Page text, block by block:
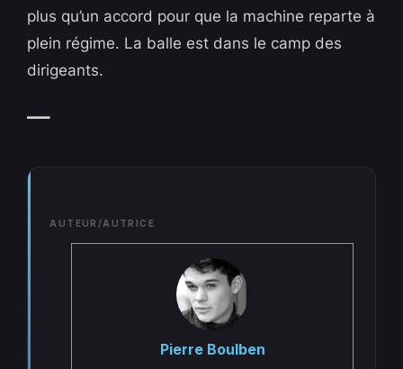
plus qu’un accord pour que la machine reparte à
plein régime. La balle est dans le camp des
dirigeants.
—–
AUTEUR/AUTRICE
Pierre Boulben